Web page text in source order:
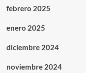
febrero 2025
enero 2025
diciembre 2024
noviembre 2024